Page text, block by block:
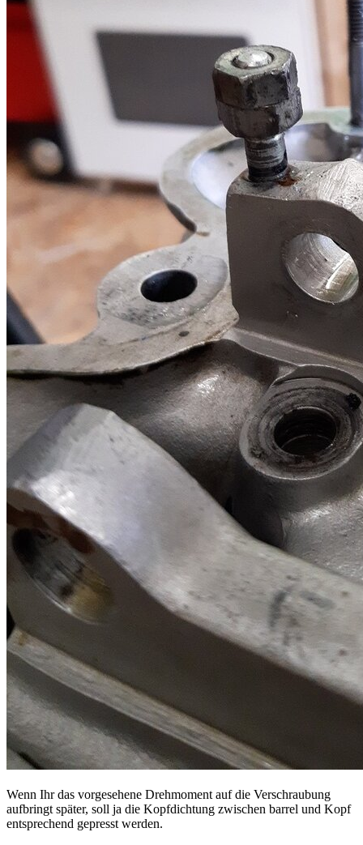
Wenn Ihr das vorgesehene Drehmoment auf die Verschraubung
aufbringt später, soll ja die Kopfdichtung zwischen barrel und Kopf
entsprechend gepresst werden.